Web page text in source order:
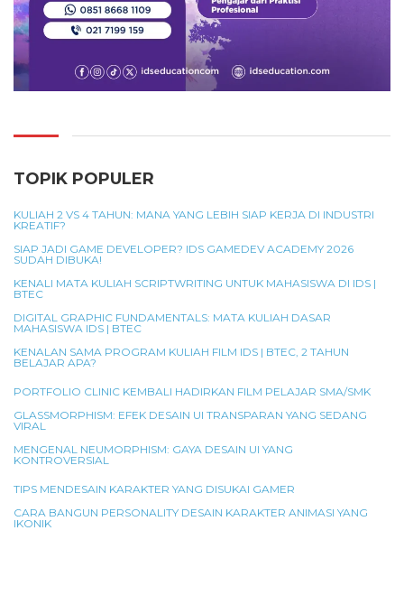
TOPIK POPULER
KULIAH 2 VS 4 TAHUN: MANA YANG LEBIH SIAP KERJA DI INDUSTRI
KREATIF?
SIAP JADI GAME DEVELOPER? IDS GAMEDEV ACADEMY 2026
SUDAH DIBUKA!
KENALI MATA KULIAH SCRIPTWRITING UNTUK MAHASISWA DI IDS |
BTEC
DIGITAL GRAPHIC FUNDAMENTALS: MATA KULIAH DASAR
MAHASISWA IDS | BTEC
KENALAN SAMA PROGRAM KULIAH FILM IDS | BTEC, 2 TAHUN
BELAJAR APA?
PORTFOLIO CLINIC KEMBALI HADIRKAN FILM PELAJAR SMA/SMK
GLASSMORPHISM: EFEK DESAIN UI TRANSPARAN YANG SEDANG
VIRAL
MENGENAL NEUMORPHISM: GAYA DESAIN UI YANG
KONTROVERSIAL
TIPS MENDESAIN KARAKTER YANG DISUKAI GAMER
CARA BANGUN PERSONALITY DESAIN KARAKTER ANIMASI YANG
IKONIK